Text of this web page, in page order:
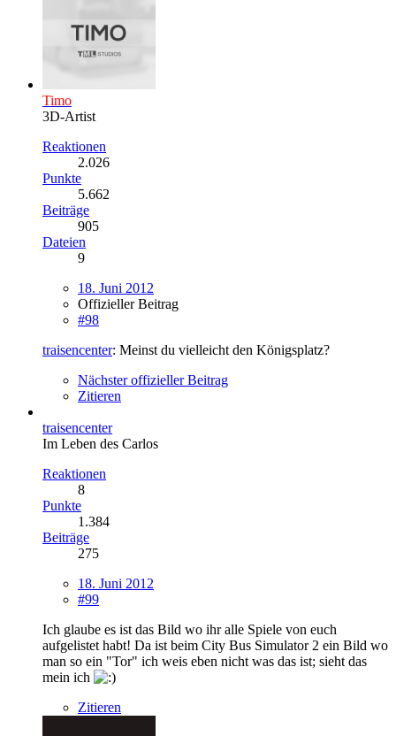
Timo
3D-Artist
Reaktionen
2.026
Punkte
5.662
Beiträge
905
Dateien
9
18. Juni 2012
Offizieller Beitrag
#98
traisencenter: Meinst du vielleicht den Königsplatz?
Nächster offizieller Beitrag
Zitieren
traisencenter
Im Leben des Carlos
Reaktionen
8
Punkte
1.384
Beiträge
275
18. Juni 2012
#99
Ich glaube es ist das Bild wo ihr alle Spiele von euch
aufgelistet habt! Da ist beim City Bus Simulator 2 ein Bild wo
man so ein "Tor" ich weis eben nicht was das ist; sieht das
mein ich
Zitieren